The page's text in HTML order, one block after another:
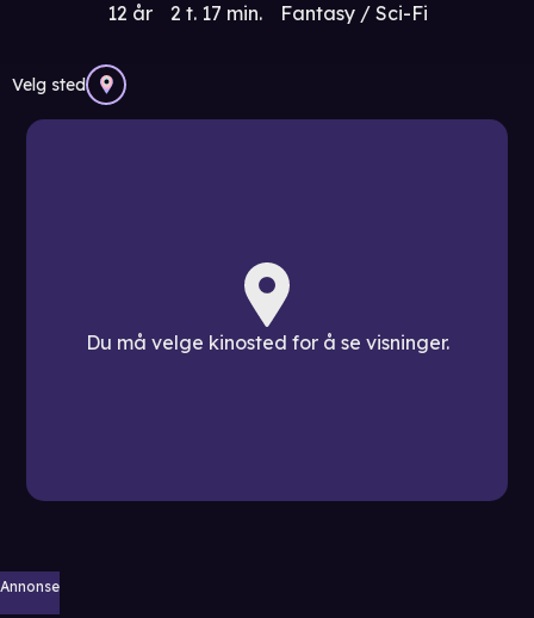
12 år 2 t. 17 min. Fantasy / Sci-Fi
Velg sted
Du må velge kinosted for å se visninger.
Annonse